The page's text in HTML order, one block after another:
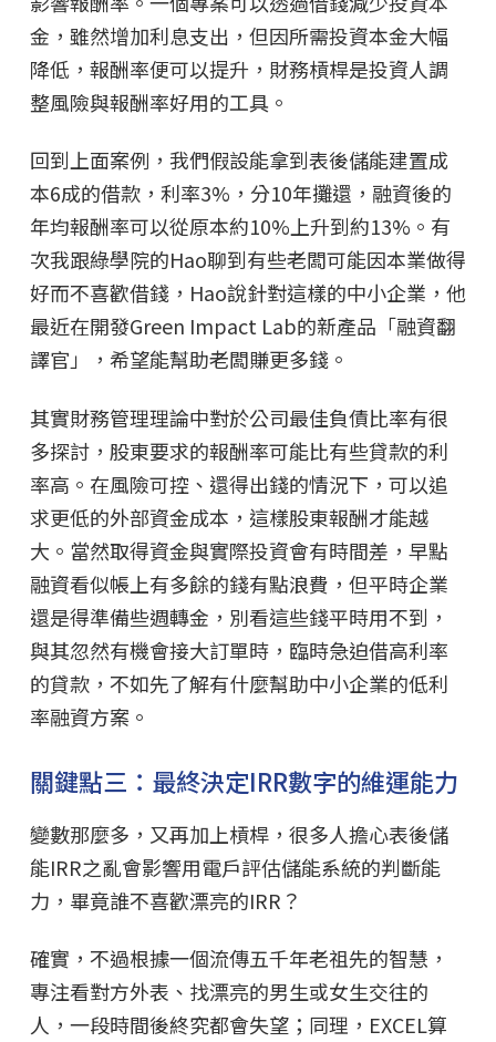
金，雖然增加利息支出，但因所需投資本金大幅
降低，報酬率便可以提升，財務槓桿是投資人調
整風險與報酬率好用的工具。
回到上面案例，我們假設能拿到表後儲能建置成
本6成的借款，利率3%，分10年攤還，融資後的
年均報酬率可以從原本約10%上升到約13%。有
次我跟綠學院的Hao聊到有些老闆可能因本業做得
好而不喜歡借錢，Hao說針對這樣的中小企業，他
最近在開發Green Impact Lab的新產品「融資翻
譯官」，希望能幫助老闆賺更多錢。
其實財務管理理論中對於公司最佳負債比率有很
多探討，股東要求的報酬率可能比有些貸款的利
率高。在風險可控、還得出錢的情況下，可以追
求更低的外部資金成本，這樣股東報酬才能越
大。當然取得資金與實際投資會有時間差，早點
融資看似帳上有多餘的錢有點浪費，但平時企業
還是得準備些週轉金，別看這些錢平時用不到，
與其忽然有機會接大訂單時，臨時急迫借高利率
的貸款，不如先了解有什麼幫助中小企業的低利
率融資方案。
關鍵點三：最終決定IRR數字的維運能力
變數那麼多，又再加上槓桿，很多人擔心表後儲
能IRR之亂會影響用電戶評估儲能系統的判斷能
力，畢竟誰不喜歡漂亮的IRR？
確實，不過根據一個流傳五千年老祖先的智慧，
專注看對方外表、找漂亮的男生或女生交往的
人，一段時間後終究都會失望；同理，EXCEL算